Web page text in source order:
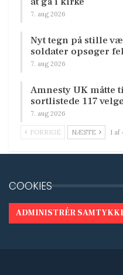
7. aug 2026
Nyt tegn på stille
soldater opsøger
7. aug 2026
Amnesty UK måtte
sortlistede 117
7. aug 2026
FORRIGE NÆSTE 1 af
COOKIES
ADMINISTRÉR